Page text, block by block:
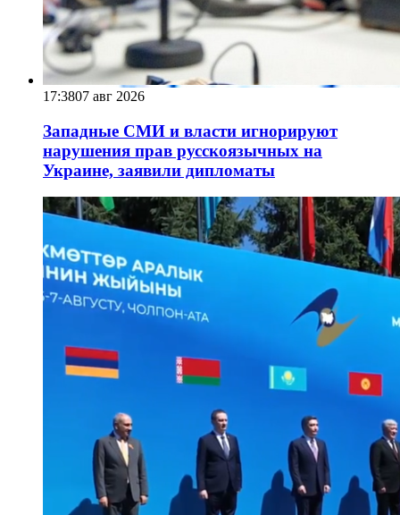
17:3807 авг 2026
Западные СМИ и власти игнорируют
нарушения прав русскоязычных на
Украине, заявили дипломаты